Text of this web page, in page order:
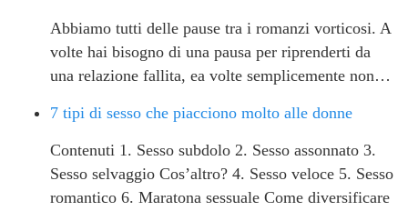
Abbiamo tutti delle pause tra i romanzi vorticosi. A
volte hai bisogno di una pausa per riprenderti da
una relazione fallita, ea volte semplicemente non…
7 tipi di sesso che piacciono molto alle donne
Contenuti 1. Sesso subdolo 2. Sesso assonnato 3.
Sesso selvaggio Cos’altro? 4. Sesso veloce 5. Sesso
romantico 6. Maratona sessuale Come diversificare